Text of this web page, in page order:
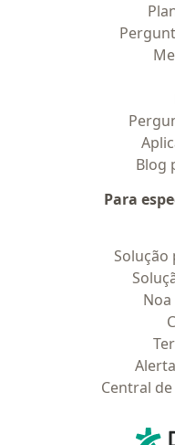
Blog
Para
Solução
Central